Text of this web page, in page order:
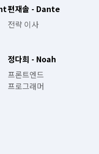
편재솔 - Dante
전략 이사
정다희 - Noah
프론트엔드
프로그래머